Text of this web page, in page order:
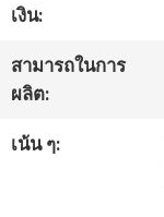
ควบคุม
คุณภาพ
เงิน:
สามารถในการ
ผลิต:
เน้น ๆ: